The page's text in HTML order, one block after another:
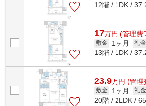
12階 / 1DK /
17万円 (管理費
敷金 1ヶ月 礼金
13階 / 1DK /
23.9万円 (管理
敷金 1ヶ月 礼金
20階 / 2LDK /